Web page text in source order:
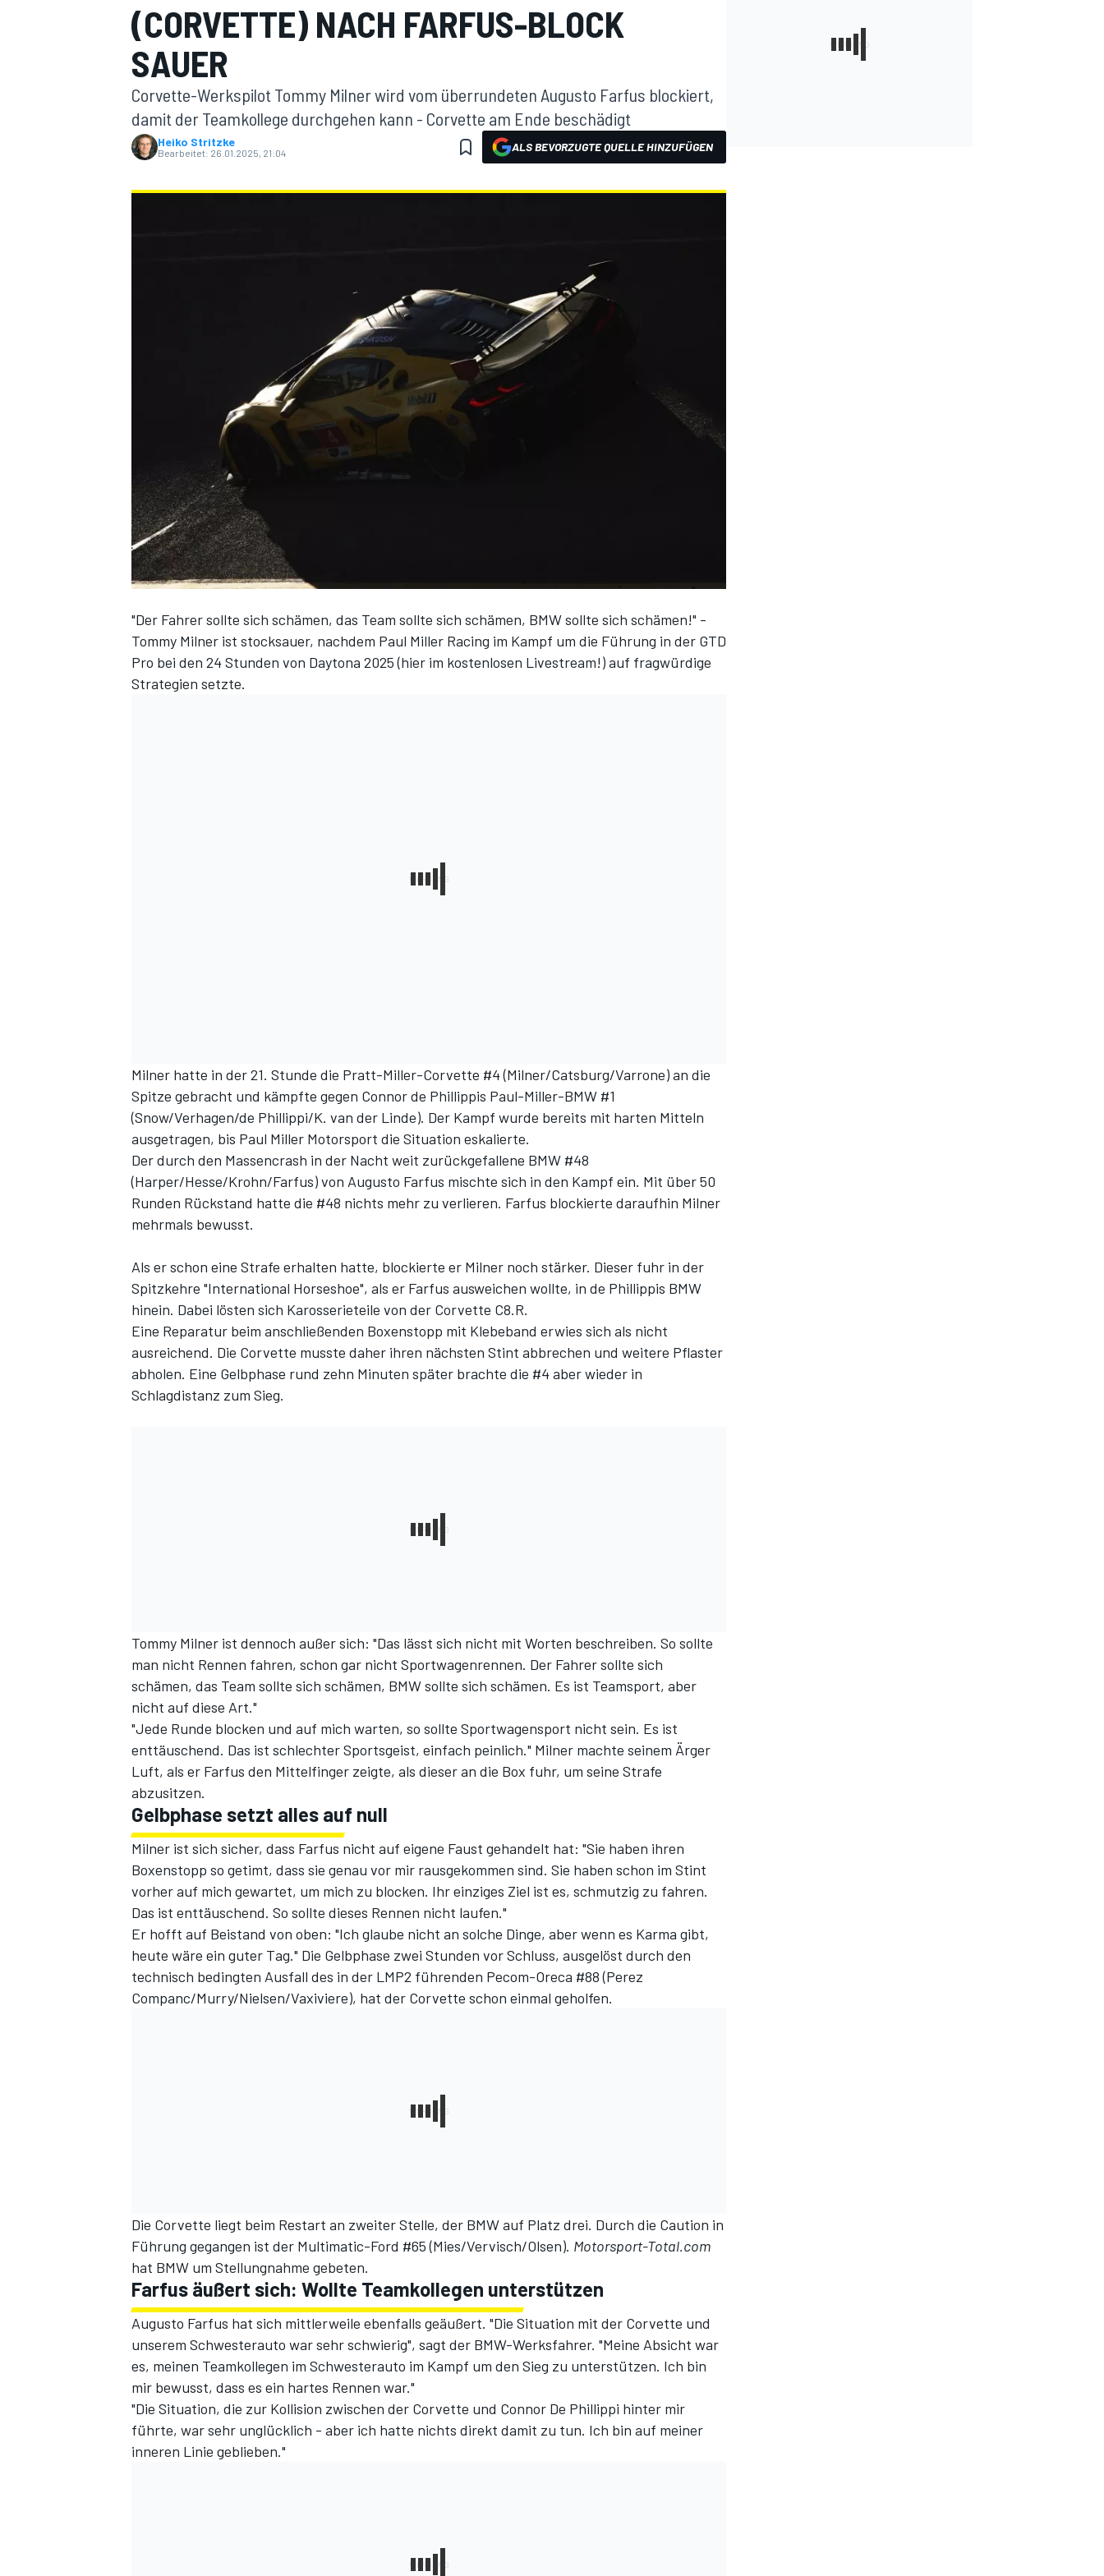
MOTOGP
SPORTWAGEN
(CORVETTE) NACH FARFUS-BLOCK
SAUER
Corvette-Werkspilot Tommy Milner wird vom überrundeten Augusto Farfus blockiert,
damit der Teamkollege durchgehen kann - Corvette am Ende beschädigt
Heiko Stritzke
Bearbeitet: 26.01.2025, 21:04 ALS BEVORZUGTE QUELLE HINZUFÜGEN
"Der Fahrer sollte sich schämen, das Team sollte sich schämen, BMW sollte sich schämen!" -
Tommy Milner ist stocksauer, nachdem Paul Miller Racing im Kampf um die Führung in der GTD
Pro bei den 24 Stunden von Daytona 2025 (hier im kostenlosen Livestream!) auf fragwürdige
Strategien setzte.
Milner hatte in der 21. Stunde die Pratt-Miller-Corvette #4 (Milner/Catsburg/Varrone) an die
Spitze gebracht und kämpfte gegen Connor de Phillippis Paul-Miller-BMW #1
(Snow/Verhagen/de Phillippi/K. van der Linde). Der Kampf wurde bereits mit harten Mitteln
ausgetragen, bis Paul Miller Motorsport die Situation eskalierte.
Der durch den Massencrash in der Nacht weit zurückgefallene BMW #48
(Harper/Hesse/Krohn/Farfus) von Augusto Farfus mischte sich in den Kampf ein. Mit über 50
Runden Rückstand hatte die #48 nichts mehr zu verlieren. Farfus blockierte daraufhin Milner
mehrmals bewusst.
Als er schon eine Strafe erhalten hatte, blockierte er Milner noch stärker. Dieser fuhr in der
Spitzkehre "International Horseshoe", als er Farfus ausweichen wollte, in de Phillippis BMW
hinein. Dabei lösten sich Karosserieteile von der Corvette C8.R.
Eine Reparatur beim anschließenden Boxenstopp mit Klebeband erwies sich als nicht
ausreichend. Die Corvette musste daher ihren nächsten Stint abbrechen und weitere Pflaster
abholen. Eine Gelbphase rund zehn Minuten später brachte die #4 aber wieder in
Schlagdistanz zum Sieg.
Tommy Milner ist dennoch außer sich: "Das lässt sich nicht mit Worten beschreiben. So sollte
man nicht Rennen fahren, schon gar nicht Sportwagenrennen. Der Fahrer sollte sich
schämen, das Team sollte sich schämen, BMW sollte sich schämen. Es ist Teamsport, aber
nicht auf diese Art."
"Jede Runde blocken und auf mich warten, so sollte Sportwagensport nicht sein. Es ist
enttäuschend. Das ist schlechter Sportsgeist, einfach peinlich." Milner machte seinem Ärger
Luft, als er Farfus den Mittelfinger zeigte, als dieser an die Box fuhr, um seine Strafe
abzusitzen.
Gelbphase setzt alles auf null
Milner ist sich sicher, dass Farfus nicht auf eigene Faust gehandelt hat: "Sie haben ihren
Boxenstopp so getimt, dass sie genau vor mir rausgekommen sind. Sie haben schon im Stint
vorher auf mich gewartet, um mich zu blocken. Ihr einziges Ziel ist es, schmutzig zu fahren.
Das ist enttäuschend. So sollte dieses Rennen nicht laufen."
Er hofft auf Beistand von oben: "Ich glaube nicht an solche Dinge, aber wenn es Karma gibt,
heute wäre ein guter Tag." Die Gelbphase zwei Stunden vor Schluss, ausgelöst durch den
technisch bedingten Ausfall des in der LMP2 führenden Pecom-Oreca #88 (Perez
Companc/Murry/Nielsen/Vaxiviere), hat der Corvette schon einmal geholfen.
Die Corvette liegt beim Restart an zweiter Stelle, der BMW auf Platz drei. Durch die Caution in
Führung gegangen ist der Multimatic-Ford #65 (Mies/Vervisch/Olsen). Motorsport-Total.com
hat BMW um Stellungnahme gebeten.
Farfus äußert sich: Wollte Teamkollegen unterstützen
Augusto Farfus hat sich mittlerweile ebenfalls geäußert. "Die Situation mit der Corvette und
unserem Schwesterauto war sehr schwierig", sagt der BMW-Werksfahrer. "Meine Absicht war
es, meinen Teamkollegen im Schwesterauto im Kampf um den Sieg zu unterstützen. Ich bin
mir bewusst, dass es ein hartes Rennen war."
"Die Situation, die zur Kollision zwischen der Corvette und Connor De Phillippi hinter mir
führte, war sehr unglücklich - aber ich hatte nichts direkt damit zu tun. Ich bin auf meiner
inneren Linie geblieben."